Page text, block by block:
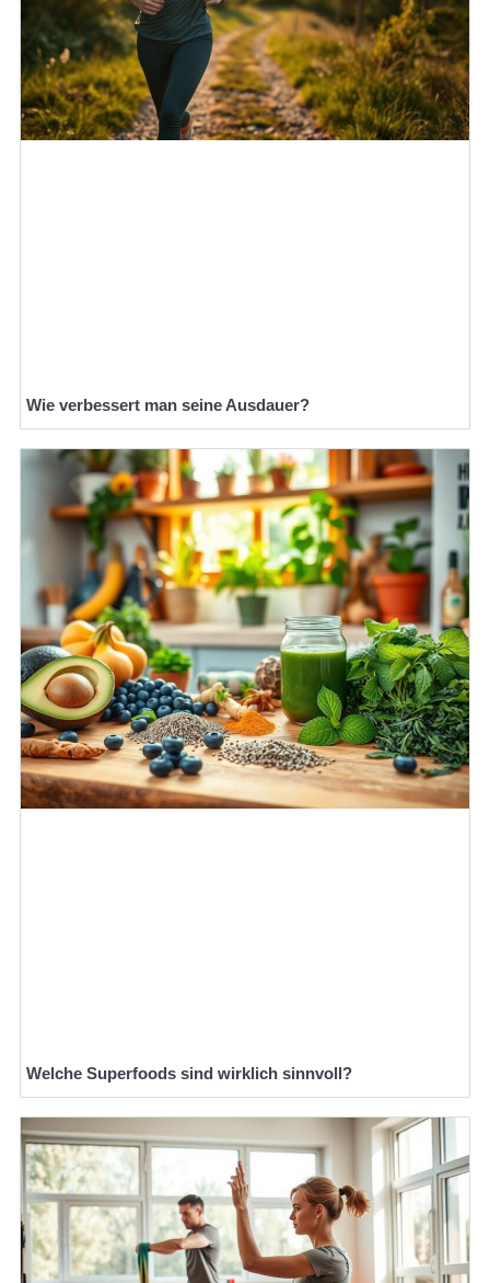
Wie verbessert man seine Ausdauer?
Welche Superfoods sind wirklich sinnvoll?